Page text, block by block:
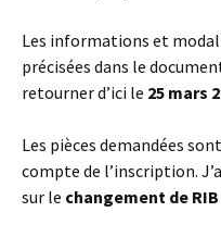
Les informations et
précisées dans le
retourner d’ici le 25 mars
Les pièces demandées
compte de l’inscription.
sur le changement de RIB